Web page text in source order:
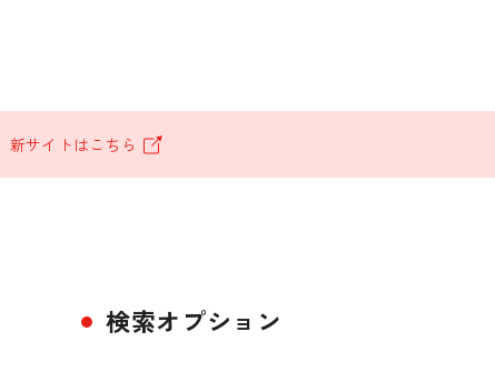
新サイトはこちら
検索オプション